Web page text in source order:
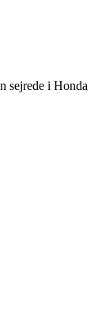
sejrede i Honda